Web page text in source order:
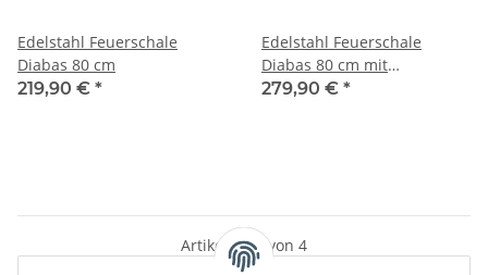
Edelstahl Feuerschale
Diabas 80 cm
219,90 € *
Edelstahl Feuerschale
Diabas 80 cm mit
Beinstrebe
279,90 € *
Artikel 1 - 4 von 4